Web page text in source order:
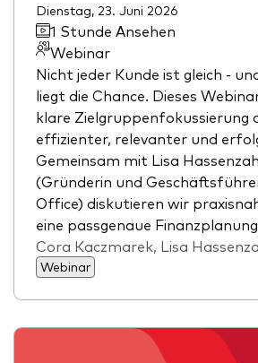
Dienstag, 23. Juni 2026
1 Stunde Ansehen
Webinar
Nicht jeder Kunde ist gleich -
liegt die Chance. Dieses
klare Zielgruppenfokussierung
effizienter, relevanter und
Gemeinsam mit Lisa
(Gründerin und
Office) diskutieren wir
eine passgenaue
Cora Kaczmarek, Lisa
Webinar